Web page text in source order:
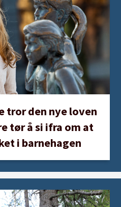
tror den nye loven
tør å si ifra om at
i barnehagen